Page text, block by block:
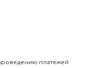
платежей